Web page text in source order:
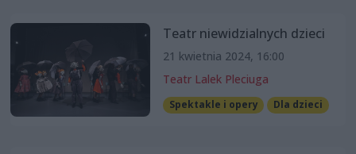
Teatr niewidzialnych dzieci
21 kwietnia 2024, 16:00
Teatr Lalek Pleciuga
Spektakle i opery Dla dzieci